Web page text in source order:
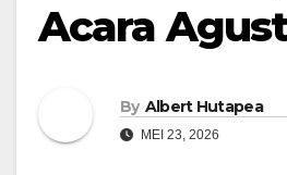
Acara
By Albert Hutapea
MEI 23, 2026